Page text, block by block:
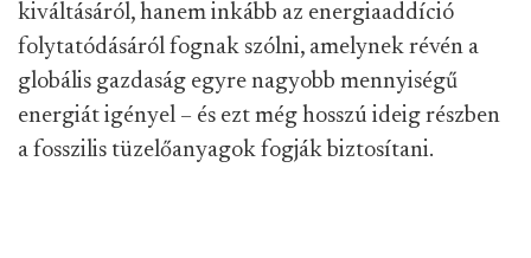
kiváltásáról, hanem inkább az energiaaddíció
folytatódásáról fognak szólni, amelynek révén a
globális gazdaság egyre nagyobb mennyiségű
energiát igényel – és ezt még hosszú ideig részben
a fosszilis tüzelőanyagok fogják biztosítani.